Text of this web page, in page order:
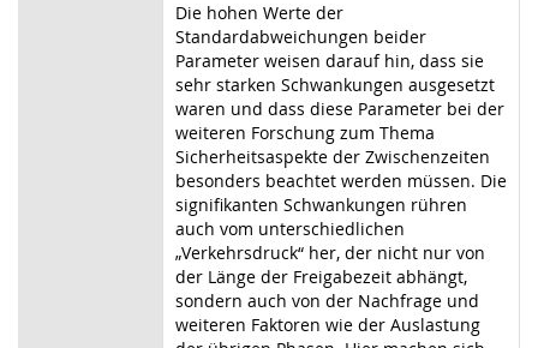
Die hohen Werte der
Standardabweichungen beider
Parameter weisen darauf hin, dass sie
sehr starken Schwankungen ausgesetzt
waren und dass diese Parameter bei der
weiteren Forschung zum Thema
Sicherheitsaspekte der Zwischenzeiten
besonders beachtet werden müssen. Die
signifikanten Schwankungen rühren
auch vom unterschiedlichen
„Verkehrsdruck“ her, der nicht nur von
der Länge der Freigabezeit abhängt,
sondern auch von der Nachfrage und
weiteren Faktoren wie der Auslastung